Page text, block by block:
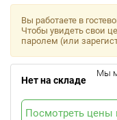
Вы работаете в
Чтобы увидеть свои
паролем (или
Нет на складе
Мы
Посмотреть цены